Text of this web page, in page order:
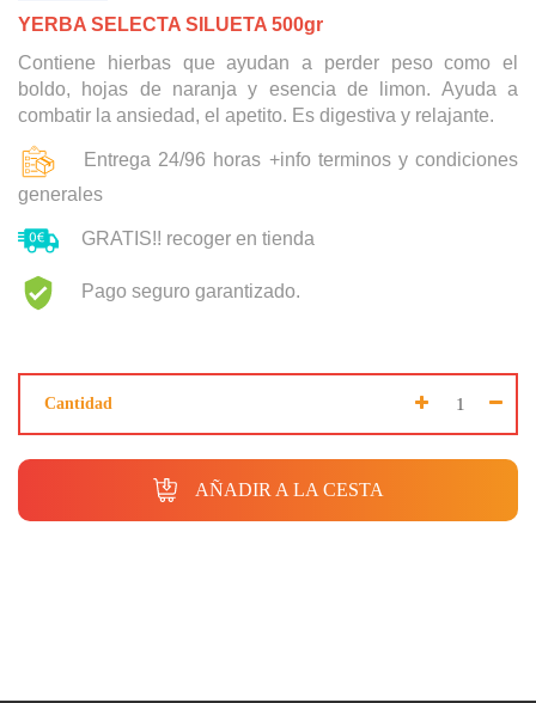
Seleccione dónde buscar
YERBA SELECTA SILUETA 500gr
Contiene hierbas que ayudan a perder peso como el
boldo, hojas de naranja y esencia de limon. Ayuda a
combatir la ansiedad, el apetito. Es digestiva y relajante.
Entrega 24/96 horas +info terminos y condiciones
generales
GRATIS!! recoger en tienda
Pago seguro garantizado.
Cantidad
AÑADIR A LA CESTA